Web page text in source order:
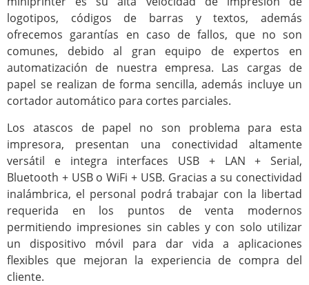
logotipos, códigos de barras y textos, además
ofrecemos garantías en caso de fallos, que no son
comunes, debido al gran equipo de expertos en
automatización de nuestra empresa. Las cargas de
papel se realizan de forma sencilla, además incluye un
cortador automático para cortes parciales.
Los atascos de papel no son problema para esta
impresora, presentan una conectividad altamente
versátil e integra interfaces USB + LAN + Serial,
Bluetooth + USB o WiFi + USB. Gracias a su conectividad
inalámbrica, el personal podrá trabajar con la libertad
requerida en los puntos de venta modernos
permitiendo impresiones sin cables y con solo utilizar
un dispositivo móvil para dar vida a aplicaciones
flexibles que mejoran la experiencia de compra del
cliente.